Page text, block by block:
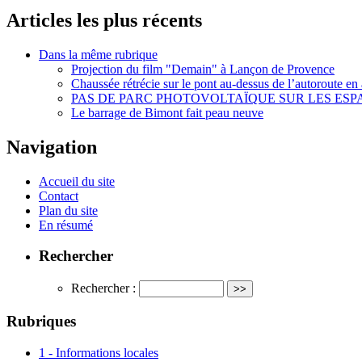
Articles les plus récents
Dans la même rubrique
Projection du film "Demain" à Lançon de Provence
Chaussée rétrécie sur le pont au-dessus de l’autoroute
PAS DE PARC PHOTOVOLTAÏQUE SUR LES
Le barrage de Bimont fait peau neuve
Navigation
Accueil du site
Contact
Plan du site
En résumé
Rechercher
Rechercher :
Rubriques
1 - Informations locales